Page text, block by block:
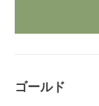
ゴールド